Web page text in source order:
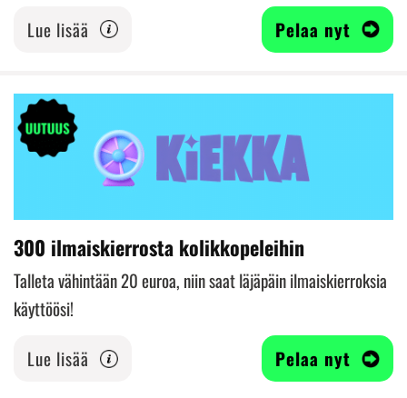
Lue lisää
Pelaa nyt
300 ilmaiskierrosta kolikkopeleihin
Talleta vähintään 20 euroa, niin saat läjäpäin ilmaiskierroksia
käyttöösi!
Lue lisää
Pelaa nyt